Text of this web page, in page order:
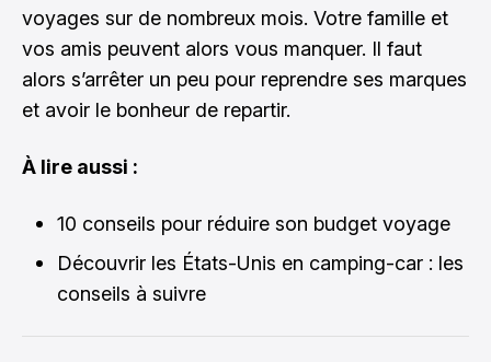
voyages sur de nombreux mois. Votre famille et
vos amis peuvent alors vous manquer. Il faut
alors s’arrêter un peu pour reprendre ses marques
et avoir le bonheur de repartir.
À lire aussi :
10 conseils pour réduire son budget voyage
Découvrir les États-Unis en camping-car : les
conseils à suivre